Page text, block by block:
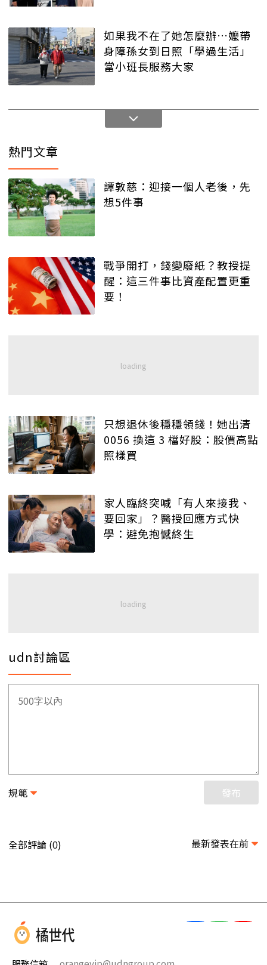
如果我不在了她怎麼辦…嬤帶
身障孫女到日照「學過生活」
當小班長服務大家
熱門文章
譚敦慈：迎接一個人老後，先
想5件事
戰爭開打，錢變廢紙？教授提
醒：這三件事比資產配置更重
要！
只想退休後穩穩領錢！她出清
0056 換這 3 檔好股：股價高點
照樣買
家人臨終突喊「有人來接我、
要回家」？醫授回應方式快
學：避免抱憾終生
udn討論區
規範 發布
全部評論 (0) 最新發表在前